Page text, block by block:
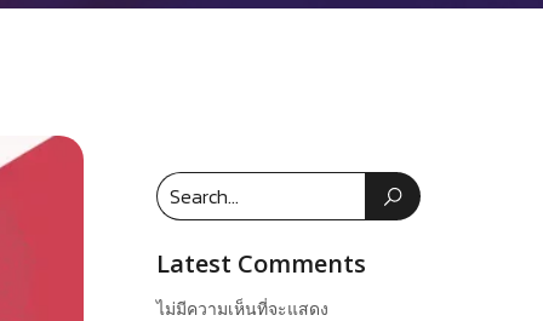
Latest Comments
ไม่มีความเห็นที่จะแสดง